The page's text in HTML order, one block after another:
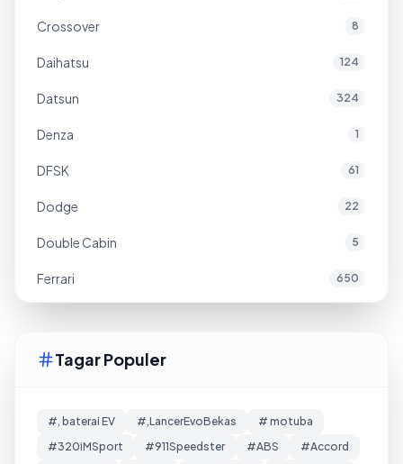
Crossover 8
Daihatsu 124
Datsun 324
Denza 1
DFSK 61
Dodge 22
Double Cabin 5
Ferrari 650
Tagar Populer
#, baterai EV #,LancerEvoBekas
# motuba
#320iMSport
#911Speedster #ABS
#Accord